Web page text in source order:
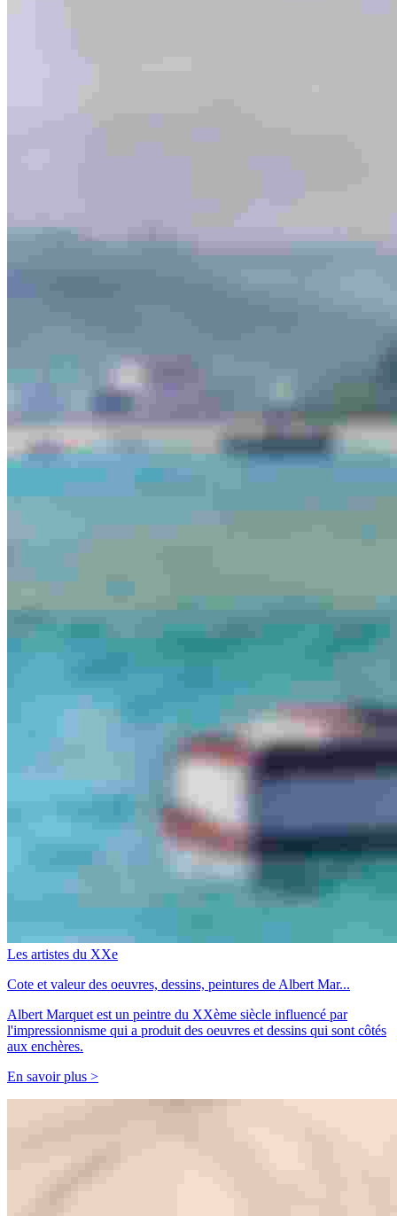
Les artistes du XXe
Cote et valeur des oeuvres, dessins, peintures de Albert Mar...
Albert Marquet est un peintre du XXème siècle influencé par
l'impressionnisme qui a produit des oeuvres et dessins qui sont côtés
aux enchères.
En savoir plus >